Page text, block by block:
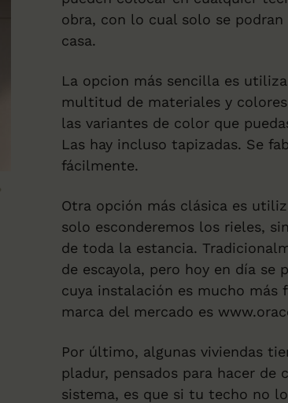
obra, con lo cual solo se
casa.
La opcion más sencilla es
multitud de materiales y
las variantes de color que
Las hay incluso tapizadas. Se
fácilmente.
Otra opción más clásica es
solo esconderemos los rieles,
de toda la estancia.
de escayola, pero hoy en día se
cuya instalación es mucho más
marca del mercado es
Por último, algunas viviendas
pladur, pensados para hacer de
sistema, es que si tu techo no